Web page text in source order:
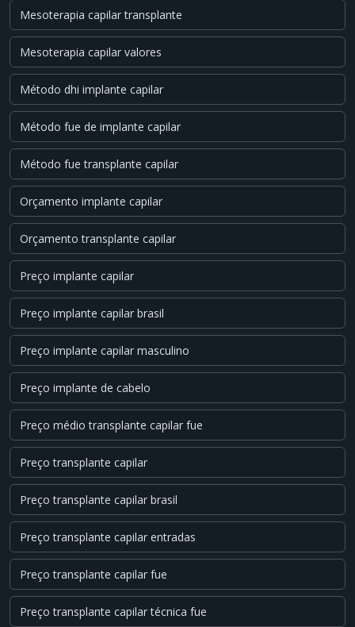
Mesoterapia capilar transplante
Mesoterapia capilar valores
Método dhi implante capilar
Método fue de implante capilar
Método fue transplante capilar
Orçamento implante capilar
Orçamento transplante capilar
Preço implante capilar
Preço implante capilar brasil
Preço implante capilar masculino
Preço implante de cabelo
Preço médio transplante capilar fue
Preço transplante capilar
Preço transplante capilar brasil
Preço transplante capilar entradas
Preço transplante capilar fue
Preço transplante capilar técnica fue